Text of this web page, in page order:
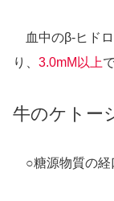
血中のβ-ヒド
り、 3.0mM以上
牛のケトー
○糖源物質の経